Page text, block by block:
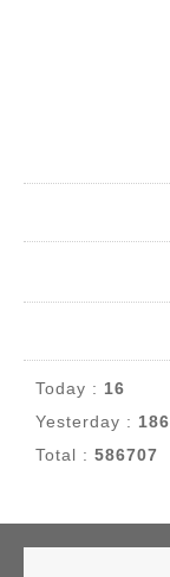
Today : 16
Yesterday : 186
Total : 586707